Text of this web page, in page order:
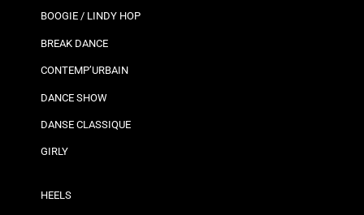
BOOGIE / LINDY HOP
BREAK DANCE
CONTEMP’URBAIN
DANCE SHOW
DANSE CLASSIQUE
GIRLY
HEELS